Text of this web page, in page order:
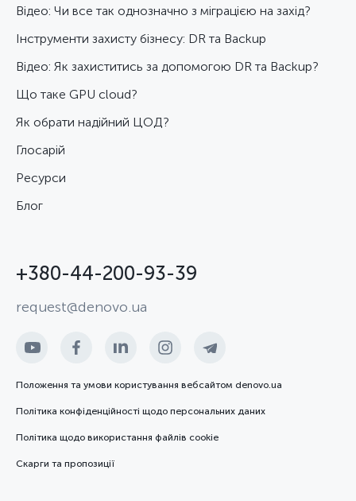
Відео: Чи все так однозначно з міграцією на захід?
Інструменти захисту бізнесу: DR та Backup
Відео: Як захиститись за допомогою DR та Backup?
Що таке GPU cloud?
Як обрати надійний ЦОД?
Глосарій
Ресурси
Блог
+380-44-200-93-39
request@denovo.ua
Положення та умови користування вебсайтом denovo.ua
Політика конфіденційності щодо персональних даних
Політика щодо використання файлів cookie
Скарги та пропозиції